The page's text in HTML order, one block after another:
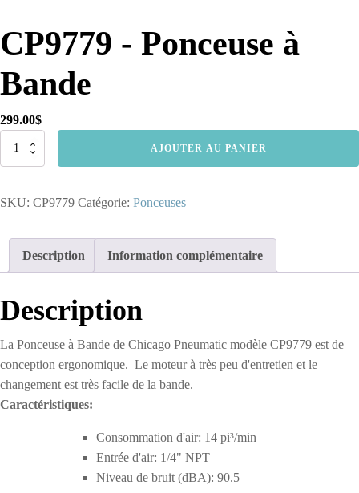
CP9779 - Ponceuse à
Bande
299.00$
quantité
Ponceuse
AJOUTER AU PANIER
SKU: CP9779 Catégorie: Ponceuses
Description Information complémentaire
Description
La Ponceuse à Bande de Chicago Pneumatic modèle CP9779 est de
conception ergonomique. Le moteur à très peu d'entretien et le
changement est très facile de la bande.
Caractéristiques:
Consommation d'air: 14 pi³/min
Entrée d'air: 1/4" NPT
Niveau de bruit (dBA): 90.5